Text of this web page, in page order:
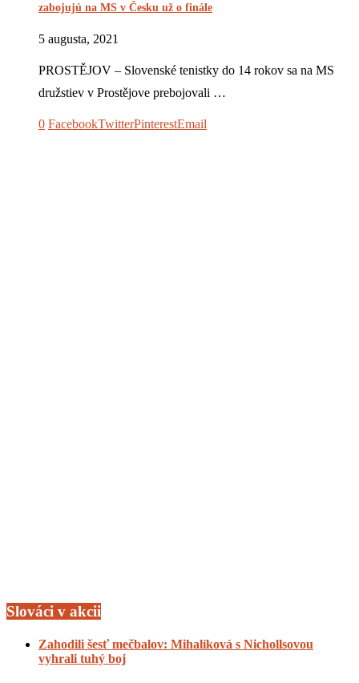
zabojujú na MS v Česku už o finále
5 augusta, 2021
PROSTĚJOV – Slovenské tenistky do 14 rokov sa na MS
družstiev v Prostějove prebojovali …
0 FacebookTwitterPinterestEmail
Slováci v akcii
Zahodili šesť mečbalov: Mihalíková s Nichollsovou
vyhrali tuhý boj